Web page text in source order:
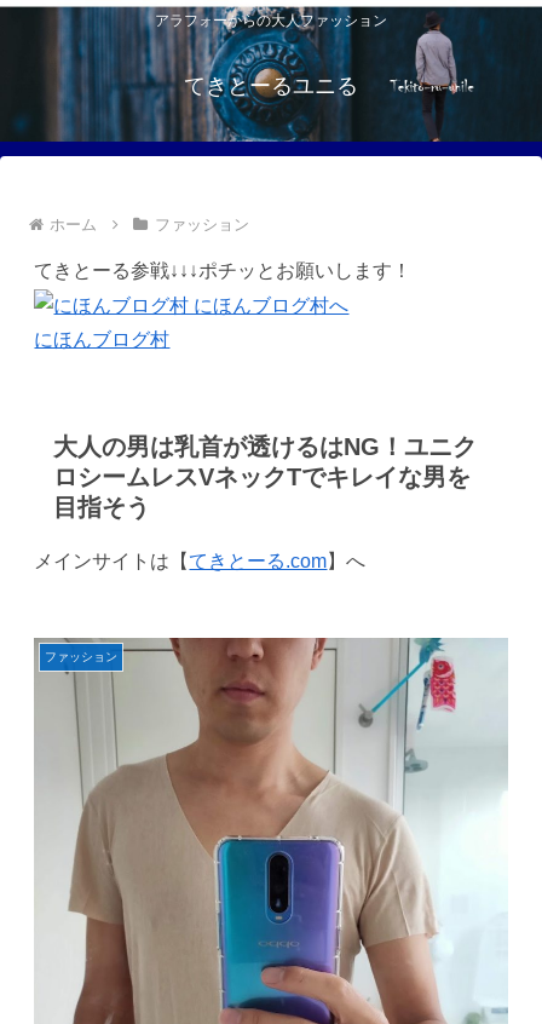
アラフォーからの大人ファッション
てきとーるユニる
ホーム ファッション
てきとーる参戦↓↓↓ポチッとお願いします！
にほんブログ村
大人の男は乳首が透けるはNG！ユニク
ロシームレスVネックTでキレイな男を
目指そう
メインサイトは【てきとーる.com】へ
ファッション